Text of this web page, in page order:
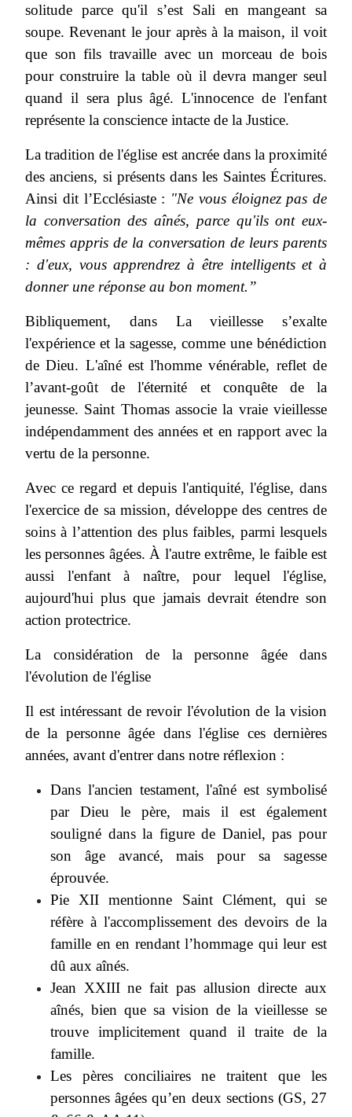
solitude parce qu'il s’est Sali en mangeant sa
soupe. Revenant le jour après à la maison, il voit
que son fils travaille avec un morceau de bois
pour construire la table où il devra manger seul
quand il sera plus âgé. L'innocence de l'enfant
représente la conscience intacte de la Justice.
La tradition de l'église est ancrée dans la proximité
des anciens, si présents dans les Saintes Écritures.
Ainsi dit l’Ecclésiaste : "Ne vous éloignez pas de
la conversation des aînés, parce qu'ils ont eux-
mêmes appris de la conversation de leurs parents
: d'eux, vous apprendrez à être intelligents et à
donner une réponse au bon moment.”
Bibliquement, dans La vieillesse s’exalte
l'expérience et la sagesse, comme une bénédiction
de Dieu. L'aîné est l'homme vénérable, reflet de
l’avant-goût de l'éternité et conquête de la
jeunesse. Saint Thomas associe la vraie vieillesse
indépendamment des années et en rapport avec la
vertu de la personne.
Avec ce regard et depuis l'antiquité, l'église, dans
l'exercice de sa mission, développe des centres de
soins à l’attention des plus faibles, parmi lesquels
les personnes âgées. À l'autre extrême, le faible est
aussi l'enfant à naître, pour lequel l'église,
aujourd'hui plus que jamais devrait étendre son
action protectrice.
La considération de la personne âgée dans
l'évolution de l'église
Il est intéressant de revoir l'évolution de la vision
de la personne âgée dans l'église ces dernières
années, avant d'entrer dans notre réflexion :
Dans l'ancien testament, l'aîné est symbolisé
par Dieu le père, mais il est également
souligné dans la figure de Daniel, pas pour
son âge avancé, mais pour sa sagesse
éprouvée.
Pie XII mentionne Saint Clément, qui se
réfère à l'accomplissement des devoirs de la
famille en en rendant l’hommage qui leur est
dû aux aînés.
Jean XXIII ne fait pas allusion directe aux
aînés, bien que sa vision de la vieillesse se
trouve implicitement quand il traite de la
famille.
Les pères conciliaires ne traitent que les
personnes âgées qu’en deux sections (GS, 27